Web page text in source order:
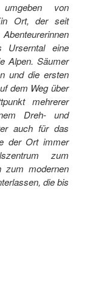
von
Ort, der seit
Urserntal eine
Alpen. Säumer
und die ersten
dem Weg über
mehrerer
Dreh- und
auch für das
der Ort immer
zum
zum modernen
die bis